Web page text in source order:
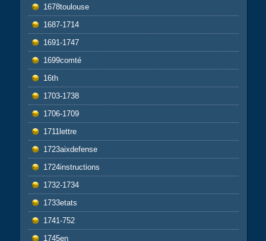
1678toulouse
1687-1714
1691-1747
1699comté
16th
1703-1738
1706-1709
1711lettre
1723aixdefense
1724instructions
1732-1734
1733etats
1741-752
1745en